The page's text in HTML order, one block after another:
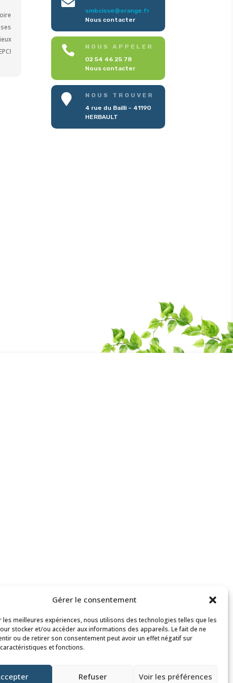
Gérer le consentement
les meilleures expériences, nous utilisons des technologies telles que les
stocker et/ou accéder aux informations des appareils. Le fait de ne
ou de retirer son consentement peut avoir un effet négatif sur
et fonctions.
Refuser Voir les préférences
smbcisse@orange.fr
Nous contacter

NOUS APPELER
02 54 46 25 78
Nous contacter

NOUS TROUVER
4 rue du Bailli – 41190
HERBAULT